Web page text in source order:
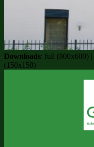
Downloads: full (800x600) |
(150x150)